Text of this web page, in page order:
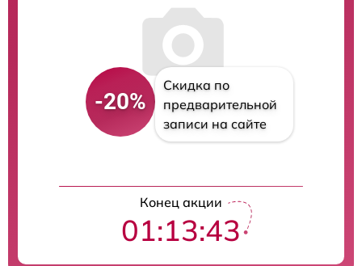
-20%
Скидка по
предварительной
записи на сайте
Конец акции
01:13:42